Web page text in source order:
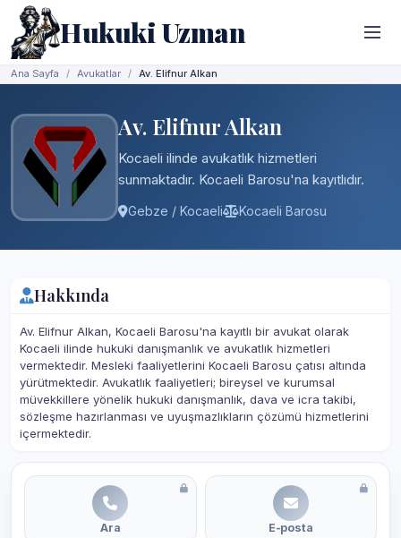
Hukuki Uzman
Ana Sayfa Avukatlar Av. Elifnur Alkan
Av. Elifnur Alkan
Kocaeli ilinde avukatlık hizmetleri
sunmaktadır. Kocaeli Barosu'na kayıtlıdır.
Gebze / Kocaeli Kocaeli Barosu
Hakkında
Av. Elifnur Alkan, Kocaeli Barosu'na kayıtlı bir avukat olarak
Kocaeli ilinde hukuki danışmanlık ve avukatlık hizmetleri
vermektedir. Mesleki faaliyetlerini Kocaeli Barosu çatısı altında
yürütmektedir. Avukatlık faaliyetleri; bireysel ve kurumsal
müvekkillere yönelik hukuki danışmanlık, dava ve icra takibi,
sözleşme hazırlanması ve uyuşmazlıkların çözümü hizmetlerini
içermektedir.
Ara E-posta